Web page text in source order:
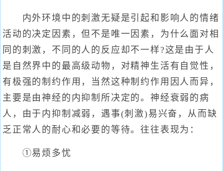
内外环境中的刺激无疑是引起和影响人的情绪
活动的决定因素，但不是唯一因素，为什么面对相
同的刺激，不同的人的反应却不一样?这是由于人
是自然界中的最高级动物，对精神生活有自觉性，
有极强的制约作用，当然这种制约作用因人而异，
主要是由神经的内抑制所决定的。神经衰弱的病
人，由于内抑制减弱，遇事(刺激)易兴奋，从而缺
乏正常人的耐心和必要的等待。往往表现为：
①易烦多忧